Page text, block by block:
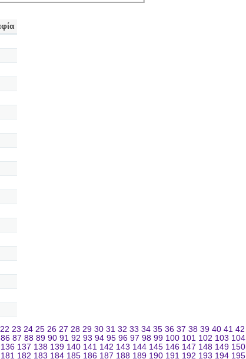
22 23 24 25 26 27 28 29 30 31 32 33 34 35 36 37 38 39 40 41 42
86 87 88 89 90 91 92 93 94 95 96 97 98 99 100 101 102 103 104
136 137 138 139 140 141 142 143 144 145 146 147 148 149 150
181 182 183 184 185 186 187 188 189 190 191 192 193 194 195